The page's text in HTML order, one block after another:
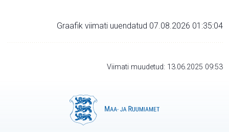
Graafik viimati uuendatud 07.08.2026 01:35:04
Viimati muudetud: 13.06.2025 09:53